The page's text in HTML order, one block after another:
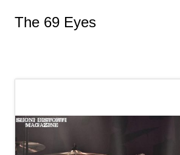
The 69 Eyes